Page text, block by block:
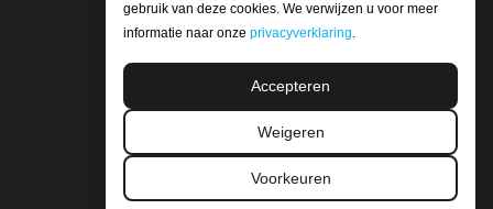
BEKIJK ONZE REVIEWS
gebruik van deze cookies. We verwijzen u voor meer
informatie naar onze privacyverklaring.
Accepteren
Weigeren
Voorkeuren